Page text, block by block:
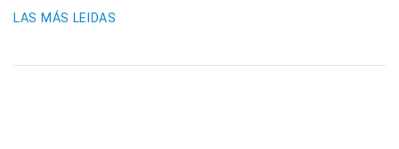
LAS MÁS LEIDAS